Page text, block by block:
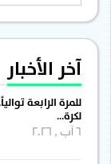
آخر الأخبار
للمرة الرابعة
لكرة…